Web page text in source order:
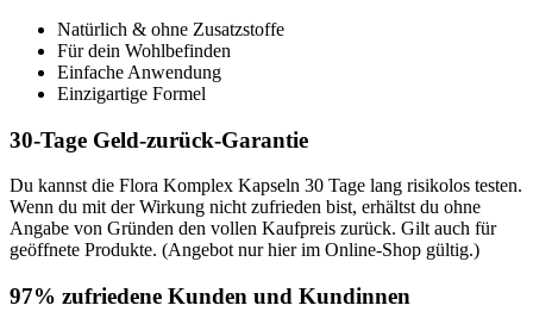
Natürlich & ohne Zusatzstoffe
Für dein Wohlbefinden
Einfache Anwendung
Einzigartige Formel
30-Tage Geld-zurück-Garantie
Du kannst die Flora Komplex Kapseln 30 Tage lang risikolos testen.
Wenn du mit der Wirkung nicht zufrieden bist, erhältst du ohne
Angabe von Gründen den vollen Kaufpreis zurück. Gilt auch für
geöffnete Produkte. (Angebot nur hier im Online-Shop gültig.)
97% zufriedene Kunden und Kundinnen